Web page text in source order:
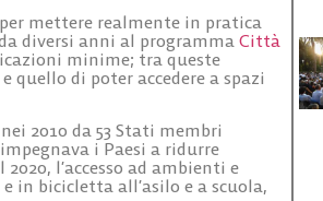
mettere realmente in pratica
diversi anni al programma Città
minime; tra queste
di poter accedere a spazi
2010 da 53 Stati membri
i Paesi a ridurre
l’accesso ad ambienti e
in bicicletta all’asilo e a scuola,